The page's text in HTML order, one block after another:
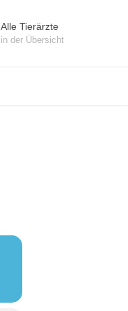
Alle Tierärzte
in der Übersicht